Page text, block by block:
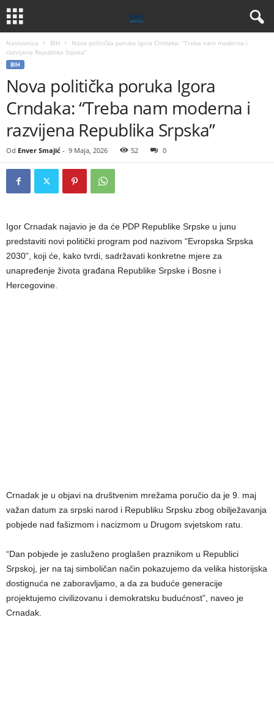
Naslovnica BIH
Nova politička poruka Igora Crndaka: “Treba nam moderna i
razvijena Republika Srpska”
BIH
Nova politička poruka Igora
Crndaka: “Treba nam moderna i
razvijena Republika Srpska”
Od Enver Smajić - 9 Maja, 2026 52 0
Igor Crnadak najavio je da će PDP Republike Srpske u junu
predstaviti novi politički program pod nazivom “Evropska Srpska
2030”, koji će, kako tvrdi, sadržavati konkretne mjere za
unapređenje života građana Republike Srpske i Bosne i
Hercegovine.
Crnadak je u objavi na društvenim mrežama poručio da je 9. maj
važan datum za srpski narod i Republiku Srpsku zbog obilježavanja
pobjede nad fašizmom i nacizmom u Drugom svjetskom ratu.
“Dan pobjede je zasluženo proglašen praznikom u Republici
Srpskoj, jer na taj simboličan način pokazujemo da velika historijska
dostignuća ne zaboravljamo, a da za buduće generacije
projektujemo civilizovanu i demokratsku budućnost”, naveo je
Crnadak.